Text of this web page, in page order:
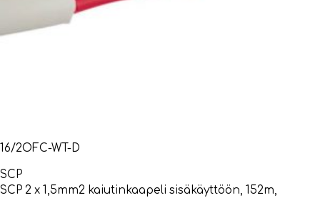
16/2OFC-WT-D
SCP
SCP 2 x 1,5mm2 kaiutinkaapeli sisäkäyttöön, 152m,